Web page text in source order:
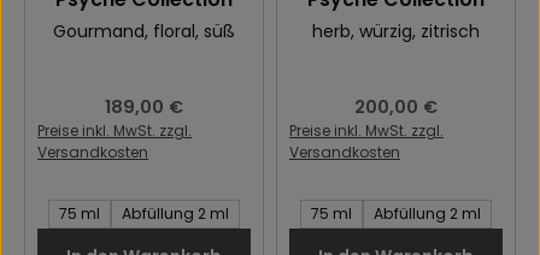
Gourmand, floral, süß
Regulärer Preis:
189,00 €
Preise inkl. MwSt. zzgl.
Versandkosten
Inhalt des Artikel:
75 ml Abfüllung 2 ml
herb, würzig, zitrisch
Regulärer Preis:
200,00 €
Preise inkl. MwSt. zzgl.
Versandkosten
Inhalt des Artikel:
75 ml Abfüllung 2 ml